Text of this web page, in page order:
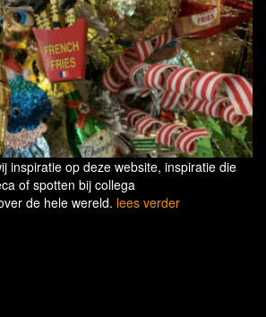
inspiratie op deze website, inspiratie die
of spotten bij collega
de hele wereld. lees verder